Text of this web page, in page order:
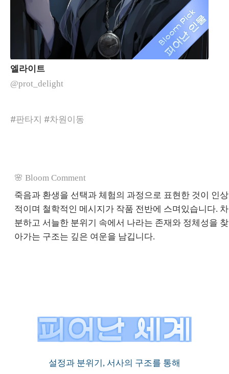
엘라이트
@prot_delight
#판타지 #차원이동
🌸 Bloom Comment
죽음과 환생을 선택과 체험의 과정으로 표현한 것이 인상
적이며 철학적인 메시지가 작품 전반에 스며있습니다. 차
분하고 서늘한 분위기 속에서 나라는 존재와 정체성을 찾
아가는 구조는 깊은 여운을 남깁니다.
설정과 분위기, 서사의 구조를 통해